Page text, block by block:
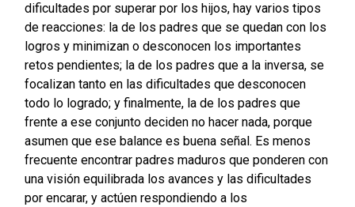
dificultades por superar por los hijos, hay varios tipos
de reacciones: la de los padres que se quedan con los
logros y minimizan o desconocen los importantes
retos pendientes; la de los padres que a la inversa, se
focalizan tanto en las dificultades que desconocen
todo lo logrado; y finalmente, la de los padres que
frente a ese conjunto deciden no hacer nada, porque
asumen que ese balance es buena señal. Es menos
frecuente encontrar padres maduros que ponderen con
una visión equilibrada los avances y las dificultades
por encarar, y actúen respondiendo a los